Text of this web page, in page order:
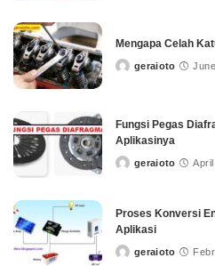
Mengapa Celah
Postedgeraioto
Fungsi Pegas
Aplikasinya
Postedgeraioto
Proses Konversi
Aplikasi
Postedgeraioto